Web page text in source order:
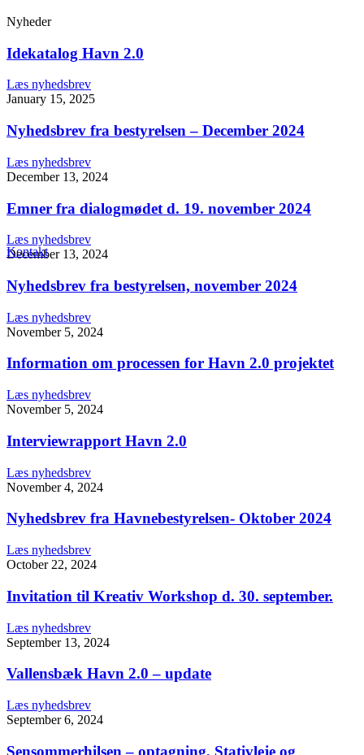
Kontakt
Nyheder
Idekatalog Havn 2.0
Læs nyhedsbrev
January 15, 2025
Nyhedsbrev fra bestyrelsen – December 2024
Læs nyhedsbrev
December 13, 2024
Emner fra dialogmødet d. 19. november 2024
Læs nyhedsbrev
December 13, 2024
Nyhedsbrev fra bestyrelsen, november 2024
Læs nyhedsbrev
November 5, 2024
Information om processen for Havn 2.0 projektet
Læs nyhedsbrev
November 5, 2024
Interviewrapport Havn 2.0
Læs nyhedsbrev
November 4, 2024
Nyhedsbrev fra Havnebestyrelsen- Oktober 2024
Læs nyhedsbrev
October 22, 2024
Invitation til Kreativ Workshop d. 30. september.
Læs nyhedsbrev
September 13, 2024
Vallensbæk Havn 2.0 – update
Læs nyhedsbrev
September 6, 2024
Sensommerhilsen – optagning, Stativleje og